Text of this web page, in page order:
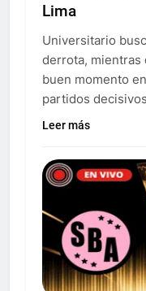
Lima
Universitario
derrota, mientras
buen momento
partidos
Leer más